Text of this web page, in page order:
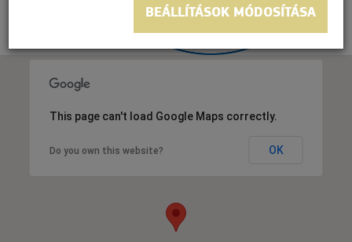
This page can't load Google Maps correctly.
Do you own this website? OK
BEÁLLÍTÁSOK MÓDOSÍTÁSA